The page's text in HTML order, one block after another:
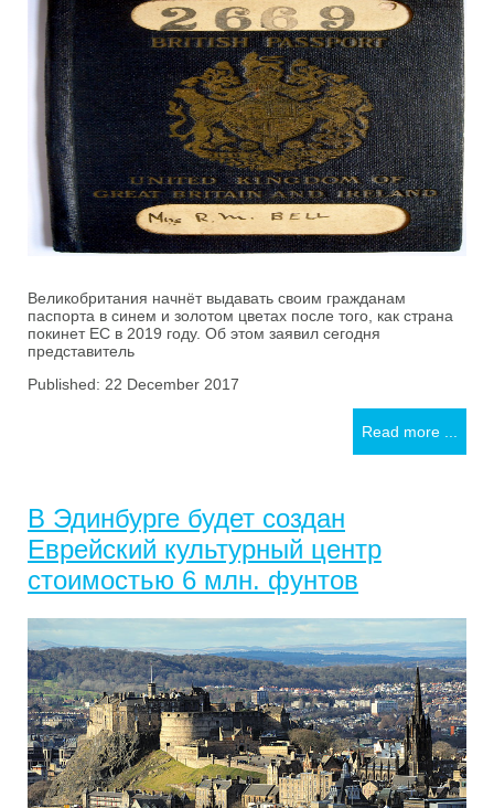
Великобритания начнёт выдавать своим гражданам
паспорта в синем и золотом цветах после того, как страна
покинет ЕС в 2019 году. Об этом заявил сегодня
представитель
Published: 22 December 2017
Read more ...
В Эдинбурге будет создан
Еврейский культурный центр
стоимостью 6 млн. фунтов